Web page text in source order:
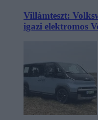
Villámteszt:
igazi elektromos